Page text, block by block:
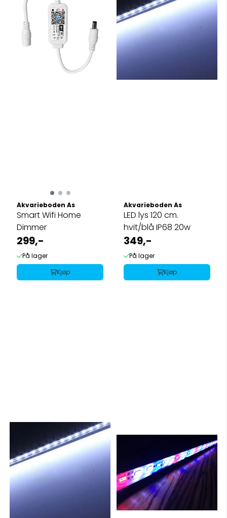
Akvarieboden As
Smart Wifi Home
Dimmer
299,-
På lager
Kjøp
Akvarieboden As
LED lys 120 cm.
hvit/blå IP68 20w
349,-
På lager
Kjøp